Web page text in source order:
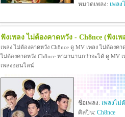
หมวดเพลง: เพลง
ฟังเพลง ไม่ต้องคาดหวัง - Ch8nce (ฟังเพ
เพลง ไม่ต้องคาดหวัง Ch8nce ดู MV เพลง ไม่ต้องค
ไม่ต้องคาดหวัง Ch8nce หามานานกว่าจะได้ ดู MV
เพลงออนไลน์
ชื่อเพลง: เพลงไม่
ศิลปิน: Ch8nce